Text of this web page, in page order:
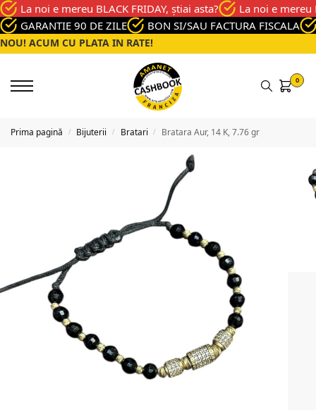
La noi e mereu BLACK FRIDAY, știai asta?
La noi e mereu
GARANTIE 90 DE ZILE
BON SI/SAU FACTURA FISCALA
NOU! ACUM CU PLATA IN RATE!
0
Prima pagină / Bijuterii / Bratari / Bratara Aur, 14 K, 7.76 gr